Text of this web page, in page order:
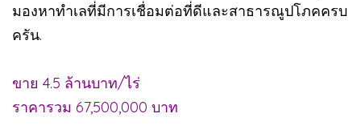
มองหาทำเลที่มีการเชื่อมต่อที่ดีและสาธารณูปโภคครบ
ครัน.
ขาย 4.5 ล้านบาท/ไร่
ราคารวม 67,500,000 บาท